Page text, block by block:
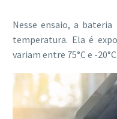
Nesse ensaio, a
temperatura. Ela é
variam entre 75°C e -20°C.